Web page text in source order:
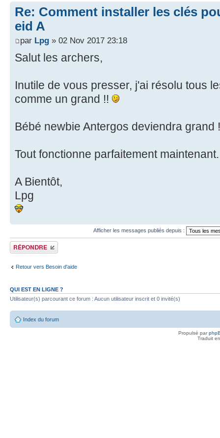
Re: Comment installer les clés
eid A
par Lpg » 02 Nov 2017 23:18
Salut les archers,
Inutile de vous presser, j'ai résolu tous
comme un grand !!
Bébé newbie Antergos deviendra grand
Tout fonctionne parfaitement
A Bientôt,
Lpg
Afficher les messages publiés depuis :
Publier une réponse
Retour vers Besoin d'aide
QUI EST EN LIGNE ?
Utilisateur(s) parcourant ce forum : Aucun utilisateur inscrit et 0 invité(s)
Index du forum
Propulsé par
Traduit